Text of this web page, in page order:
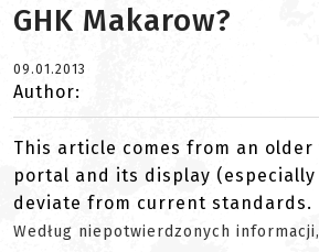
GHK Makarow?
09.01.2013
Author:
This article comes from an
portal and its display (especially
deviate from current standards.
Według niepotwierdzonych